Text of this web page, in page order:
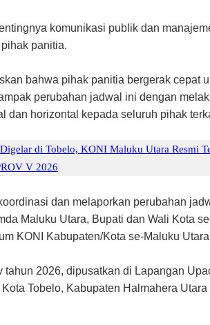
komunikasi publik dan
panitia.
bahwa pihak panitia bergerak cepat
perubahan jadwal ini dengan
dan horizontal kepada seluruh pihak
Digelar di Tobelo, KONI Maluku Utara Resmi
V 2026
dan melaporkan perubahan
Maluku Utara, Bupati dan Wali Kota
KONI Kabupaten/Kota se-Maluku
tahun 2026, dipusatkan di Lapangan
Kota Tobelo, Kabupaten Halmahera